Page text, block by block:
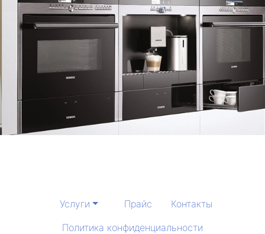
Услуги Прайс
Контакты
Политика конфиденциальности